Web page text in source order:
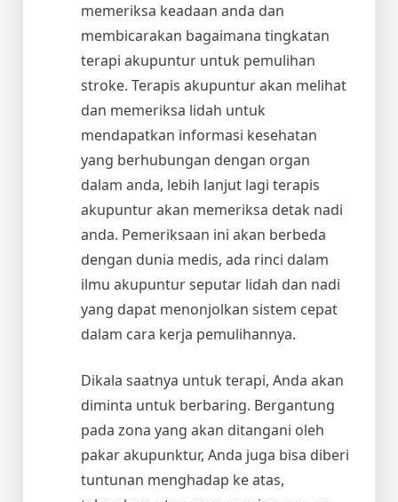
memeriksa keadaan anda dan
membicarakan bagaimana tingkatan
terapi akupuntur untuk pemulihan
stroke. Terapis akupuntur akan melihat
dan memeriksa lidah untuk
mendapatkan informasi kesehatan
yang berhubungan dengan organ
dalam anda, lebih lanjut lagi terapis
akupuntur akan memeriksa detak nadi
anda. Pemeriksaan ini akan berbeda
dengan dunia medis, ada rinci dalam
ilmu akupuntur seputar lidah dan nadi
yang dapat menonjolkan sistem cepat
dalam cara kerja pemulihannya.
Dikala saatnya untuk terapi, Anda akan
diminta untuk berbaring. Bergantung
pada zona yang akan ditangani oleh
pakar akupunktur, Anda juga bisa diberi
tuntunan menghadap ke atas,